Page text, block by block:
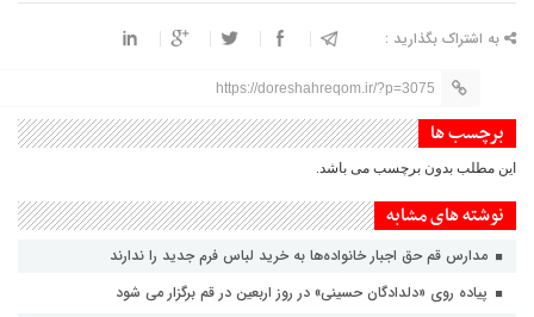
به اشتراک بگذارید :
https://doreshahreqom.ir/?p=3075
برچسب ها
این مطلب بدون برچسب می باشد.
نوشته های مشابه
مدارس قم حق اجبار خانواده‌ها به خرید لباس فرم جدید را ندارند
پیاده روی «دلدادگان حسینی» در روز اربعین در قم برگزار می شود